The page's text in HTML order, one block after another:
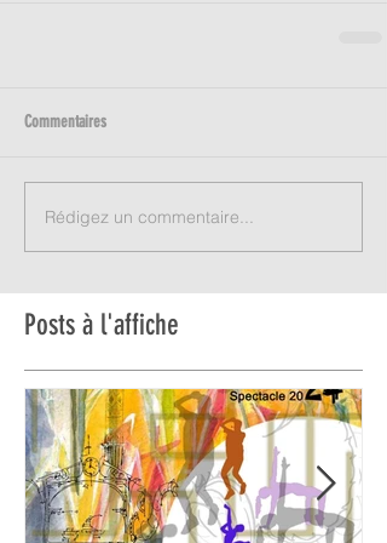
Commentaires
Rédigez un commentaire...
Posts à l'affiche